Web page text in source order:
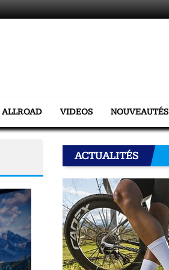
ALLROAD VIDEOS NOUVEAUTÉS
ACTUALITÉS